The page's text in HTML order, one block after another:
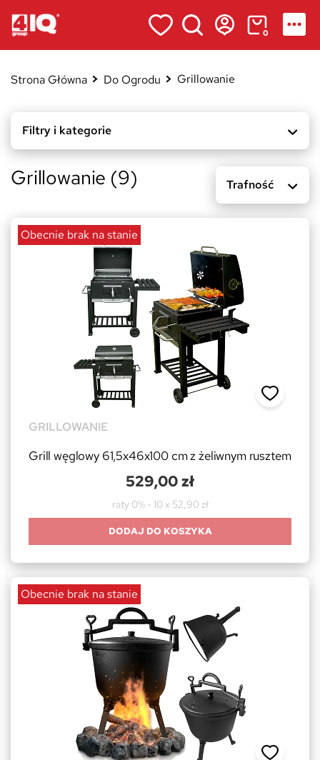
0
Strona Główna Do Ogrodu Grillowanie
Filtry i kategorie
Grillowanie (9) Trafność
GRILLOWANIE
Grill węglowy 61,5x46x100 cm z żeliwnym rusztem
529,00 zł
Obecnie brak na stanie
raty 0% - 10 x 52,90 zł
DODAJ DO KOSZYKA
Obecnie brak na stanie